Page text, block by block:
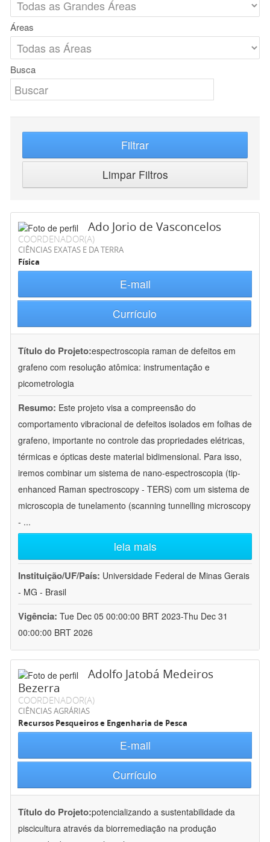
Áreas
Busca
Filtrar
Limpar Filtros
Ado Jorio de Vasconcelos
COORDENADOR(A)
CIÊNCIAS EXATAS E DA TERRA
Física
E-mail
Currículo
Título do Projeto:espectroscopia raman de defeitos em
grafeno com resolução atômica: instrumentação e
picometrologia
Resumo: Este projeto visa a compreensão do
comportamento vibracional de defeitos isolados em folhas de
grafeno, importante no controle das propriedades elétricas,
térmicas e ópticas deste material bidimensional. Para isso,
iremos combinar um sistema de nano-espectroscopia (tip-
enhanced Raman spectroscopy - TERS) com um sistema de
microscopia de tunelamento (scanning tunnelling microscopy
- ...
leia mais
Instituição/UF/País: Universidade Federal de Minas Gerais
- MG - Brasil
Vigência: Tue Dec 05 00:00:00 BRT 2023-Thu Dec 31
00:00:00 BRT 2026
Adolfo Jatobá Medeiros
Bezerra
COORDENADOR(A)
CIÊNCIAS AGRÁRIAS
Recursos Pesqueiros e Engenharia de Pesca
E-mail
Currículo
Título do Projeto:potencializando a sustentabilidade da
piscicultura através da biorremediação na produção